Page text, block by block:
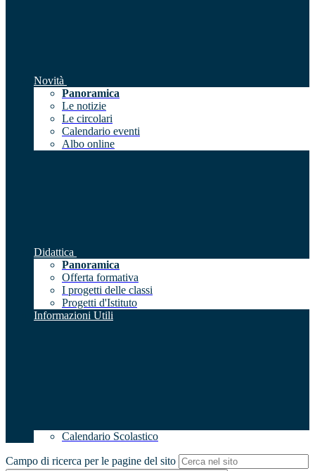
Novità
Panoramica
Le notizie
Le circolari
Calendario eventi
Albo online
Didattica
Panoramica
Offerta formativa
I progetti delle classi
Progetti d'Istituto
Informazioni Utili
Calendario Scolastico
Campo di ricerca per le pagine del sito